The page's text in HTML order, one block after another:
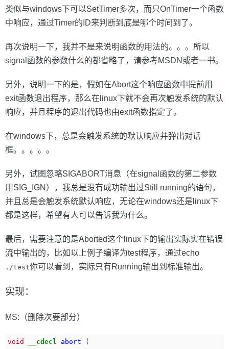
类似与windows下可以SetTimer多次，而只OnTimer一个函数
中响应，通过Timer的ID来判断到底是哪个时间到了。
再次说明一下，我并不是来说明函数的用法的。。。所以
signal函数的参数什么的都省略了，请参考MSDN或者一书。
另外，说明一下的是，假如在Abort这个响应函数中提前用
exit函数退出程序，那么在linux下就不会再次触发系统的默认
响应，并且程序的退出代码也由exit函数指定了。
在windows下，总是会触发系统的默认响应并弹出对话
框。。。。。
另外，试图忽略SIGABORT消息（在signal函数的第二参数
用SIG_IGN），我总是没有成功输出过Still running的语句，
并且总是会触发系统默认响应，无论在windows还是linux下
都是这样，希望有人可以告诉我为什么。
最后，需要注意的是Aborted这个linux下的输出实际实在错误
流中输出的，比如以上例子编译为test程序，通过echo
./test你可以看到，实际只有Running输出到标准输出。
实现：
MS:（删除次要部分）
void __cdecl abort
(